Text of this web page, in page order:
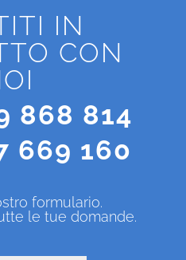
IN
CON
868 814
669 160
formulario.
le tue domande.